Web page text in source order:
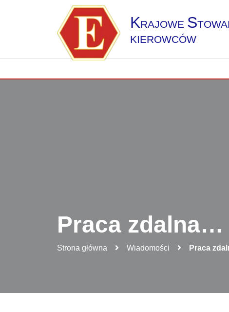
KRAJOWE S
KIEROWCÓW
Praca zdalna…
Strona główna Wiadomości Praca